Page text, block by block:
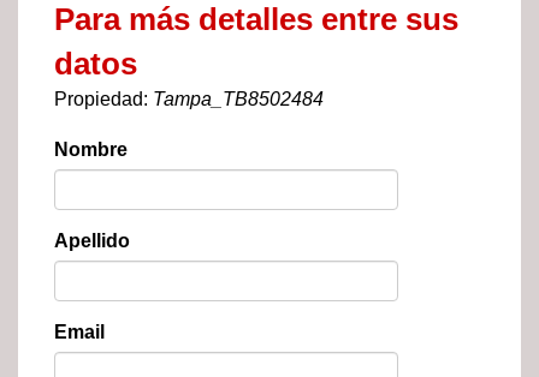
Para más detalles entre sus
datos
Propiedad: Tampa_TB8502484
Nombre
Apellido
Email